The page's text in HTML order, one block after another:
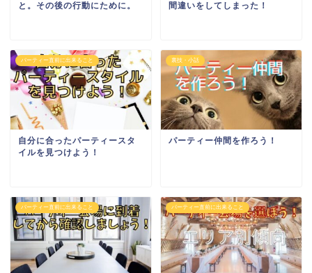
と。その後の行動にために。
間違いをしてしまった！
パーティー直前に出来ること
自分に合ったパーティースタ
イルを見つけよう！
裏技・小話
パーティー仲間を作ろう！
パーティー直前に出来ること パーティー直前に出来ること